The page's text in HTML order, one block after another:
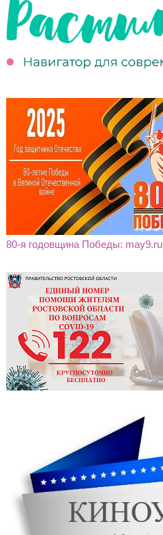
80-я годовщина Победы: may9.ru